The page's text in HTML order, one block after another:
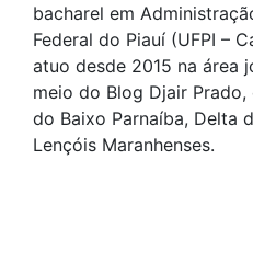
bacharel em
Federal do Piauí (UFPI –
atuo desde 2015 na área
meio do Blog Djair
do Baixo Parnaíba, Delta
Lençóis Maranhenses.